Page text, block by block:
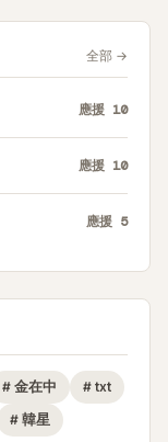
全部 →
應援 10
應援 10
應援 5
# 金在中 # txt
# 韓星